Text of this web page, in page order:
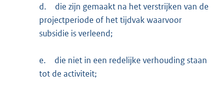
d.
die zijn gemaakt na het verstrijken van de
projectperiode of het tijdvak waarvoor
subsidie is verleend;
e.
die niet in een redelijke verhouding staan
tot de activiteit;